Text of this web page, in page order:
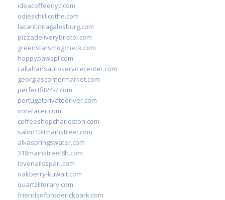
ideacoffeenyc.com
odieschillicothe.com
lacantinitagalesburg.com
pizzadeliverybristol.com
greenstarsmogcheck.com
happypawspl.com
callahansautoservicecenter.com
georgiascornermarket.com
perfectfit24-7.com
portugalprivatedriver.com
von-racer.com
coffeeshopcharleston.com
salon104mainstreet.com
alkaspringswater.com
318mainstreet8h.com
lovenailsspari.com
oakberry-kuwait.com
quartzliterary.com
friendsofbroderickpark.com